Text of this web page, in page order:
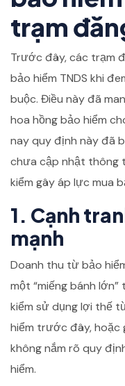
trạm
Trước đây, các trạm
bảo hiểm TNDS khi
buộc. Điều này đã
hoa hồng bảo hiểm
nay quy định này đã
chưa cập nhật thông
kiểm gây áp lực mua
1. Cạnh
mạnh
Doanh thu từ bảo
một “miếng bánh
kiểm sử dụng lợi thế
hiểm trước đây, hoặc
không nắm rõ quy
hiểm.